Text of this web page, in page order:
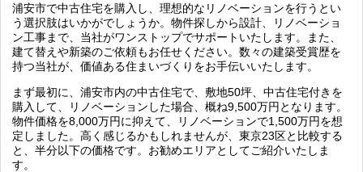
浦安市で中古住宅を購入し、理想的なリノベーションを行うとい
う選択肢はいかがでしょうか。物件探しから設計、リノベーショ
ン工事まで、当社がワンストップでサポートいたします。また、
建て替えや新築のご依頼もお任せください。数々の建築受賞歴を
持つ当社が、価値ある住まいづくりをお手伝いいたします。
まず最初に、浦安市内の中古住宅で、敷地50坪、中古住宅付きを
購入して、リノベーションした場合、概ね9,500万円となります。
物件価格を8,000万円に抑えて、リノベーションで1,500万円を想
定しました。高く感じるかもしれませんが、東京23区と比較する
と、半分以下の価格です。お勧めエリアとしてご紹介いたしま
す。